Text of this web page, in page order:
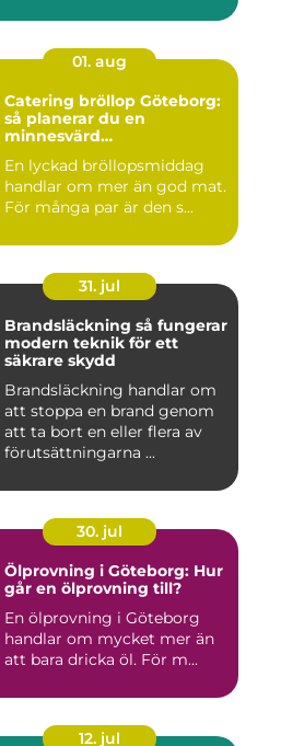
01. aug
Catering bröllop Göteborg:
så planerar du en
minnesvärd
En lyckad bröllopsmiddag
handlar om mer än god mat.
För många par är den s...
31. jul
Brandsläckning så fungerar
modern teknik för ett
säkrare skydd
Brandsläckning handlar om
att stoppa en brand genom
att ta bort en eller flera av
förutsättningarna ...
30. jul
Ölprovning i Göteborg: Hur
går en ölprovning till?
En ölprovning i Göteborg
handlar om mycket mer än
att bara dricka öl. För m...
12. jul